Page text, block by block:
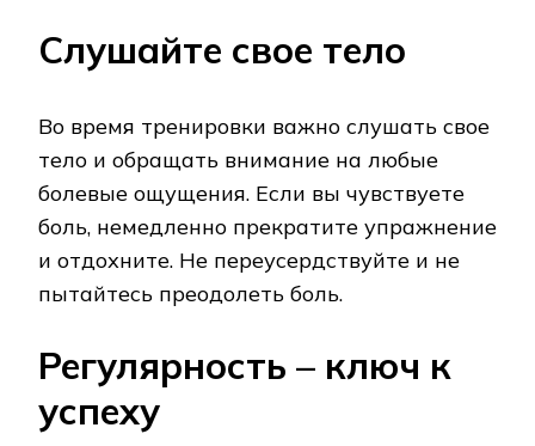
Слушайте свое тело
Во время тренировки важно слушать свое
тело и обращать внимание на любые
болевые ощущения. Если вы чувствуете
боль, немедленно прекратите упражнение
и отдохните. Не переусердствуйте и не
пытайтесь преодолеть боль.
Регулярность – ключ к
успеху